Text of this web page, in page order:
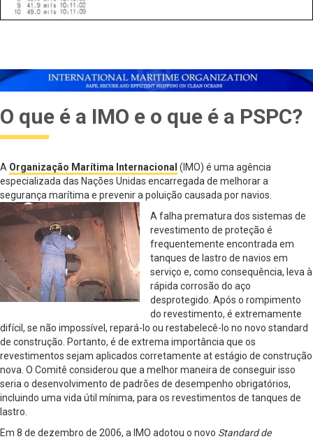
O que é a IMO e o que é a PSPC?
A Organização Marítima Internacional (IMO) é uma agência
especializada das Nações Unidas encarregada de melhorar a
segurança marítima e prevenir a poluição causada por navios.
A falha prematura dos sistemas de
revestimento de proteção é
frequentemente encontrada em
tanques de lastro de navios em
serviço e, como consequência, leva à
rápida corrosão do aço
desprotegido. Após o rompimento
do revestimento, é extremamente
difícil, se não impossível, repará-lo ou restabelecê-lo no novo standard
de construção. Portanto, é de extrema importância que os
revestimentos sejam aplicados corretamente at estágio de construção
nova. O Comitê considerou que a melhor maneira de conseguir isso
seria o desenvolvimento de padrões de desempenho obrigatórios,
incluindo uma vida útil mínima, para os revestimentos de tanques de
lastro.
Em 8 de dezembro de 2006, a IMO adotou o novo Standard de